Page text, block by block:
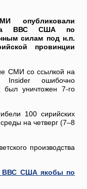
опубликовали
ВВС США по
силам под н.п.
провинции
СМИ со ссылкой на
Insider ошибочно
был уничтожен 7-го
100 сирийских
на четверг (7–8
производства
ВВС США якобы по